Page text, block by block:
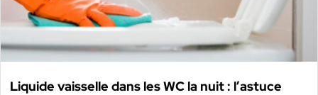
Liquide vaisselle dans les WC la nuit : l’astuce